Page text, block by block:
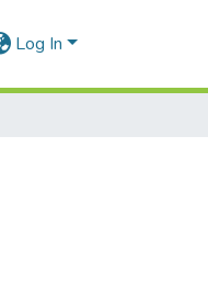
Log In